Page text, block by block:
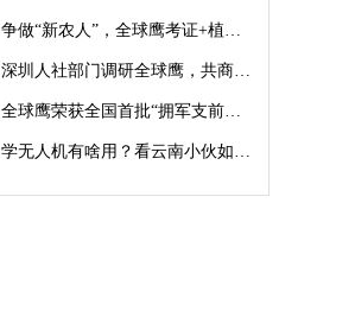
争做“新农人”，全球鹰考证+植保吊运技能培训课程上线
深圳人社部门调研全球鹰，共商无人机职业技能人才培训
全球鹰荣获全国首批“拥军支前无人机编队实训基地”
学无人机有啥用？看云南小伙如何打开返乡创业新赛道